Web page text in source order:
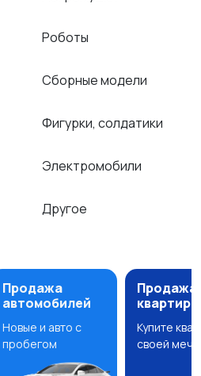
Роботы
Сборные модели
Фигурки, солдатики
Электромобили
Другое
Продажа
автомобилей
Новые и авто с
пробегом
Продажа
квартир
Купите
своей